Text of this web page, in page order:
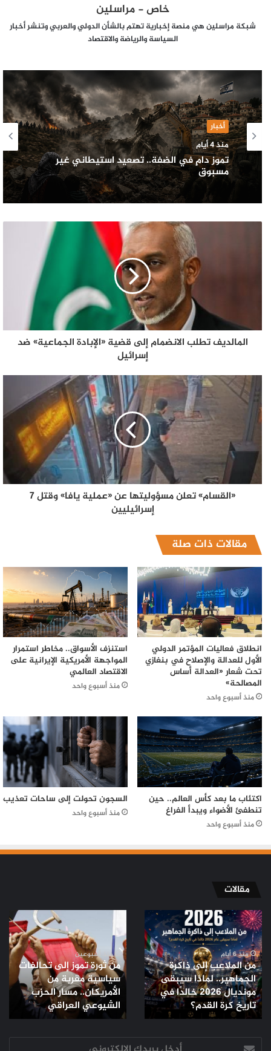
خاص - مراسلين
شبكة مراسلين هي منصة إخبارية تهتم بالشأن الدولي والعربي وتنشر أخبار
السياسة والرياضة والاقتصاد
أخبار
منذ 4 أيام
تموز دامٍ في الضفة.. تصعيد استيطاني غير
مسبوق
المالديف تطلب الانضمام إلى قضية «الإبادة الجماعية» ضد
إسرائيل
«القسام» تعلن مسؤوليتها عن «عملية يافا» وقتل 7
إسرائيليين
مقالات ذات صلة
انطلاق فعاليات المؤتمر الدولي
الأول للعدالة والإصلاح في بنغازي
تحت شعار «العدالة أساس
المصالحة»
منذ أسبوع واحد
استنزف الأسواق.. مخاطر استمرار
المواجهة الأمريكية الإيرانية على
الاقتصاد العالمي
منذ أسبوع واحد
اكتئاب ما بعد كأس العالم.. حين
تنطفئ الأضواء ويبدأ الفراغ
منذ أسبوع واحد
السجون تحولت إلى ساحات تعذيب
منذ أسبوع واحد
مقالات
من
الملاعب
إلى
ذاكرة
الجماهير..
لماذا
سيبقى
مونديال
2026
في
منذ 6 أيام
من الملاعب إلى ذاكرة
الجماهير.. لماذا سيبقى
مونديال 2026 خالدًا في
تاريخ كرة القدم؟
ثورة
تموز
إلى
تحالفات
سياسية
مقربة
من
الأمريكان..
الحزب
منذ أسبوعين
من ثورة تموز إلى تحالفات
سياسية مقربة من
الأمريكان.. مسار الحزب
الشيوعي العراقي
أدخل